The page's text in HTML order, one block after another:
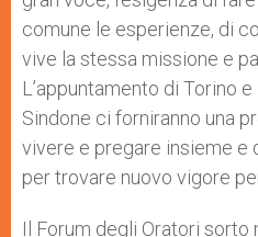
comune le esperienze, di
vive la stessa missione e
L’appuntamento di Torino
Sindone ci forniranno una
vivere e pregare insieme e
per trovare nuovo vigore
Il Forum degli Oratori